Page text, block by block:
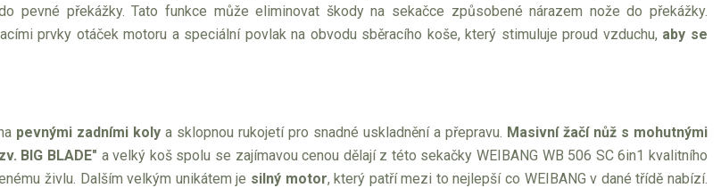
pevné překážky. Tato funkce může eliminovat škody na sekačce způsobené nárazem nože do překážky.
prvky otáček motoru a speciální povlak na obvodu sběracího koše, který stimuluje proud vzduchu, aby se
pevnými zadními koly a sklopnou rukojetí pro snadné uskladnění a přepravu. Masivní žačí nůž s mohutnými
BIG BLADE" a velký koš spolu se zajímavou cenou dělají z této sekačky WEIBANG WB 506 SC 6in1 kvalitního
živlu. Dalším velkým unikátem je silný motor, který patří mezi to nejlepší co WEIBANG v dané třídě nabízí.